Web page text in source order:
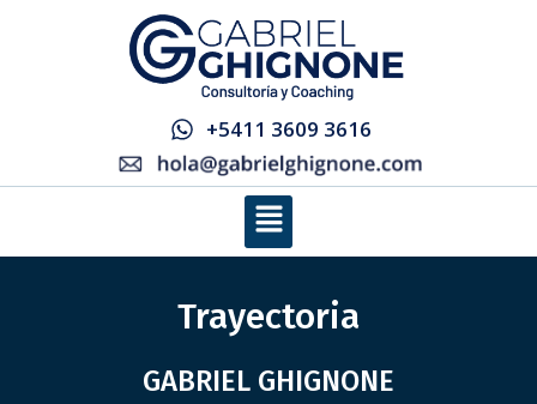
+5411 3609 3616
Menú
Trayectoria
GABRIEL GHIGNONE